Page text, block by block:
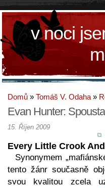
v noci
Domů » Tomáš V. Odaha »
Evan Hunter:
15. Říjen 2009
Every Little Crook
Synonymem
tento žánr současně
svou kvalitou zcela